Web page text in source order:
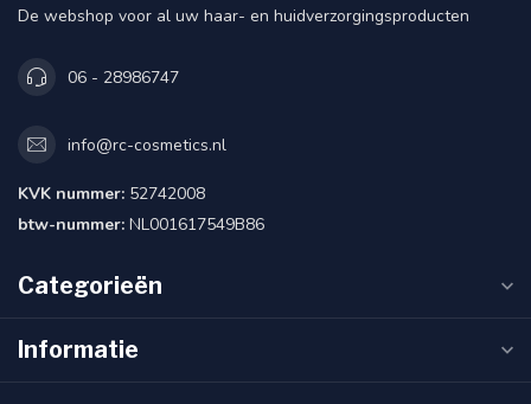
De webshop voor al uw haar- en huidverzorgingsproducten
06 - 28986747
info@rc-cosmetics.nl
KVK nummer: 52742008
btw-nummer: NL001617549B86
Categorieën
Informatie